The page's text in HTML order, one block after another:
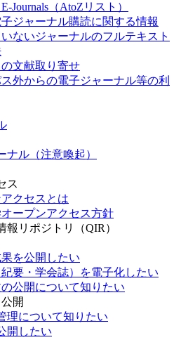
Journals（AtoZリスト）
ジャーナル購読に関する情報
ないジャーナルのフルテキスト
文献取り寄せ
外からの電子ジャーナル等の利
ナル（注意喚起）
ス
クセスとは
ープンアクセス方針
報リポジトリ（QIR）
を公開したい
要・学会誌）を電子化したい
公開について知りたい
開
理について知りたい
開したい